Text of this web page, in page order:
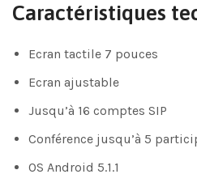
Caractéristiques
Ecran tactile 7 pouces
Ecran ajustable
Jusqu’à 16 comptes SIP
Conférence jusqu’à 5
OS Android 5.1.1